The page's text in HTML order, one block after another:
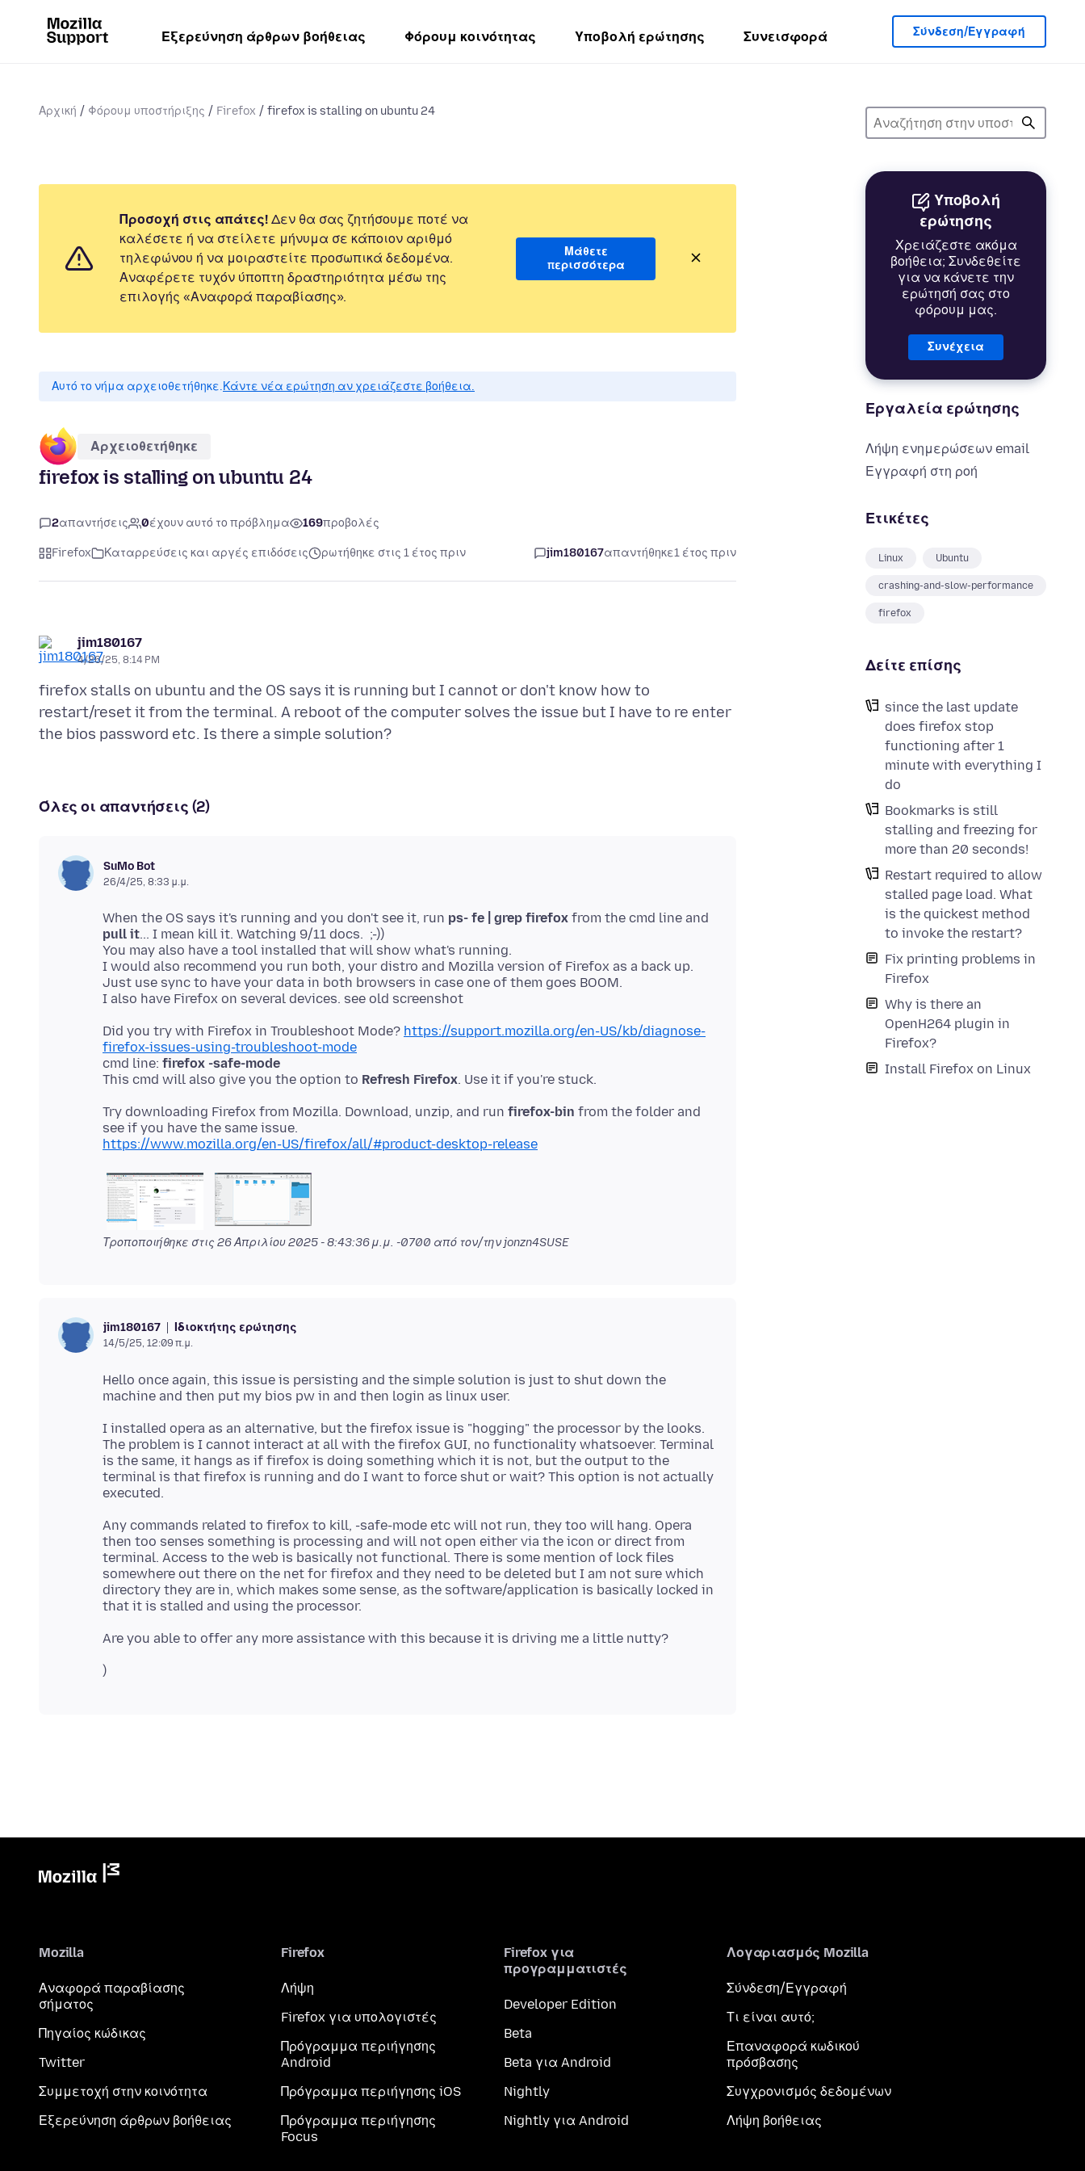
Εξερεύνηση άρθρων βοήθειας Φόρουμ κοινότητας Υποβολή ερώτησης Συνεισφορά Σύνδεση/Εγγραφή
Αρχική Φόρουμ υποστήριξης Firefox firefox is stalling on ubuntu 24
Υποβολή
ερώτησης
Χρειάζεστε ακόμα
βοήθεια; Συνδεθείτε
για να κάνετε την
ερώτησή σας στο
φόρουμ μας.
Συνέχεια
Εργαλεία ερώτησης
Λήψη ενημερώσεων email
Εγγραφή στη ροή
Ετικέτες
Linux Ubuntu
crashing-and-slow-performance
firefox
Δείτε επίσης
since the last update
does firefox stop
functioning after 1
minute with everything I
do
Bookmarks is still
stalling and freezing for
more than 20 seconds!
Restart required to allow
stalled page load. What
is the quickest method
to invoke the restart?
Fix printing problems in
Firefox
Why is there an
OpenH264 plugin in
Firefox?
Install Firefox on Linux
Προσοχή στις απάτες! Δεν θα σας ζητήσουμε ποτέ να
καλέσετε ή να στείλετε μήνυμα σε κάποιον αριθμό
τηλεφώνου ή να μοιραστείτε προσωπικά δεδομένα.
Αναφέρετε τυχόν ύποπτη δραστηριότητα μέσω της
επιλογής «Αναφορά παραβίασης».
Μάθετε
περισσότερα
Αυτό το νήμα αρχειοθετήθηκε.Κάντε νέα ερώτηση αν χρειάζεστε βοήθεια.
Αρχειοθετήθηκε
firefox is stalling on ubuntu 24
2απαντήσεις 0έχουν αυτό το πρόβλημα 169προβολές
Firefox Καταρρεύσεις και αργές επιδόσεις ρωτήθηκε στις 1 έτος πριν jim180167απαντήθηκε1 έτος πριν
jim180167
4/26/25, 8:14 PM
firefox stalls on ubuntu and the OS says it is running but I cannot or don't know how to
restart/reset it from the terminal. A reboot of the computer solves the issue but I have to re enter
Όλες οι απαντήσεις (2)
SuMo Bot
26/4/25, 8:33 μ.μ.
When the OS says it's running and you don't see it, run ps- fe | grep firefox from the cmd line and
pull it... I mean kill it. Watching 9/11 docs. ;-))
You may also have a tool installed that will show what's running.
I would also recommend you run both, your distro and Mozilla version of Firefox as a back up.
Just use sync to have your data in both browsers in case one of them goes BOOM.
Did you try with Firefox in Troubleshoot Mode? https://support.mozilla.org/en-US/kb/diagnose-
firefox-issues-using-troubleshoot-mode
cmd line: firefox -safe-mode
This cmd will also give you the option to Refresh Firefox
Try downloading Firefox from Mozilla. Download, unzip, and run firefox-bin from the folder and
https://www.mozilla.org/en-US/firefox/all/#product-desktop-release
Τροποποιήθηκε στις 26 Απριλίου 2025 - 8:43:36 μ.μ. -0700 από τον/την jonzn4SUSE
jim180167 Ιδιοκτήτης ερώτησης
14/5/25, 12:09 π.μ.
Hello once again, this issue is persisting and the simple solution is just to shut down the
I installed opera as an alternative, but the firefox issue is "hogging" the processor by the looks.
The problem is I cannot interact at all with the firefox GUI, no functionality whatsoever. Terminal
is the same, it hangs as if firefox is doing something which it is not, but the output to the
terminal is that firefox is running and do I want to force shut or wait? This option is not actually
Any commands related to firefox to kill, -safe-mode etc will not run, they too will hang. Opera
then too senses something is processing and will not open either via the icon or direct from
terminal. Access to the web is basically not functional. There is some mention of lock files
somewhere out there on the net for firefox and they need to be deleted but I am not sure which
directory they are in, which makes some sense, as the software/application is basically locked in
)
Mozilla
Αναφορά παραβίασης
σήματος
Πηγαίος κώδικας
Twitter
Συμμετοχή στην κοινότητα
Εξερεύνηση άρθρων βοήθειας
Firefox
Λήψη
Firefox για υπολογιστές
Πρόγραμμα περιήγησης
Android
Πρόγραμμα περιήγησης iOS
Πρόγραμμα περιήγησης
Focus
Firefox για
προγραμματιστές
Developer Edition
Beta
Beta για Android
Nightly
Nightly για Android
Λογαριασμός Mozilla
Σύνδεση/Εγγραφή
Τι είναι αυτό;
Επαναφορά κωδικού
πρόσβασης
Συγχρονισμός δεδομένων
Λήψη βοήθειας